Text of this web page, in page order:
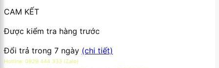
CAM KẾT
Được kiểm tra hàng trước
Đổi trả trong 7 ngày (chi tiết)
Hotline: 0929 444 333 (Zalo)